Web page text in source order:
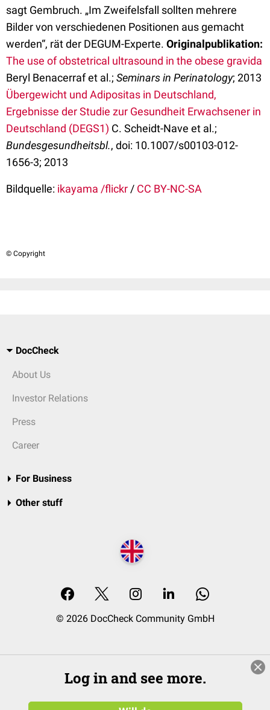
sagt Gembruch. „Im Zweifelsfall sollten mehrere
Bilder von verschiedenen Positionen aus gemacht
werden“, rät der DEGUM-Experte. Originalpublikation:
The use of obstetrical ultrasound in the obese gravida
Beryl Benacerraf et al.; Seminars in Perinatology; 2013
Übergewicht und Adipositas in Deutschland,
Ergebnisse der Studie zur Gesundheit Erwachsener in
Deutschland (DEGS1) C. Scheidt-Nave et al.;
Bundesgesundheitsbl., doi: 10.1007/s00103-012-
1656-3; 2013
Bildquelle: ikayama /flickr / CC BY-NC-SA
© Copyright
DocCheck
About Us
Investor Relations
Press
Career
For Business
Other stuff
© 2026 DocCheck Community GmbH
Log in and see more.